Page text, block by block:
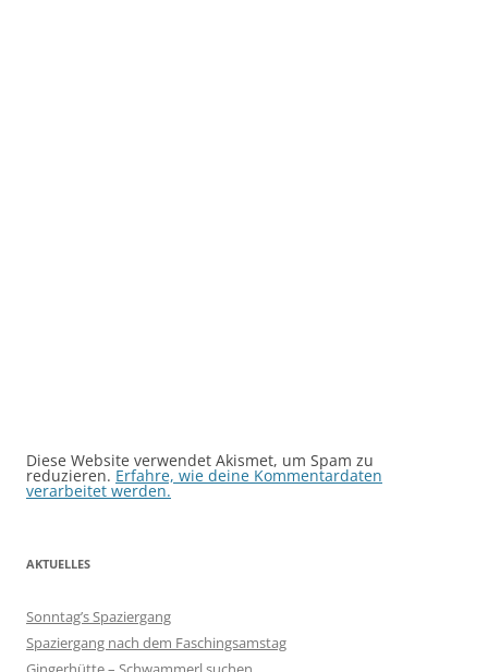
Diese Website verwendet Akismet, um Spam zu
reduzieren. Erfahre, wie deine Kommentardaten
verarbeitet werden.
AKTUELLES
Sonntag’s Spaziergang
Spaziergang nach dem Faschingsamstag